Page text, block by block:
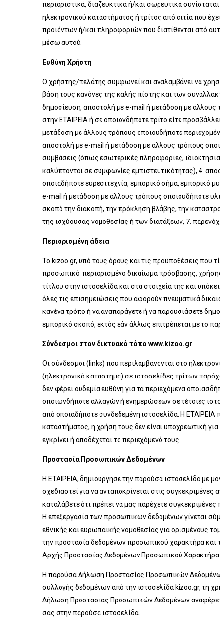
περιοριστικά, διαζευκτικά ή/και σωρευτικά
ηλεκτρονικού καταστήματος ή τρίτος από αιτία που
προϊόντων ή/και πληροφοριών που διατίθενται από
μέσω αυτού.
Ευθύνη Χρήστη
Ο χρήστης/πελάτης συμφωνεί και αναλαμβάνει να
βάση τους κανόνες της καλής πίστης και των
δημοσίευση, αποστολή με e-mail ή μετάδοση με άλλους
στην ΕΤΑΙΡΕΙΑ ή σε οποιονδήποτε τρίτο είτε
μετάδοση με άλλους τρόπους οποιουδήποτε
αποστολή με e-mail ή μετάδοση με άλλους τρόπους
συμβάσεις (όπως εσωτερικές πληροφορίες,
καλύπτονται σε συμφωνίες εμπιστευτικότητας), 4.
οποιαδήποτε ευρεσιτεχνία, εμπορικό σήμα, εμπορικό
e-mail ή μετάδοση με άλλους τρόπους οποιουδήποτε
σκοπό την διακοπή, την πρόκληση βλάβης, την
της ισχύουσας νομοθεσίας ή των διατάξεων, 7.
Περιορισμένη άδεια
Το kizoo.gr, υπό τους όρους και τις προϋποθέσεις που
προσωπικό, περιορισμένο δικαίωμα πρόσβασης,
τίτλου στην ιστοσελίδα και στα στοιχεία της και
όλες τις επισημειώσεις που αφορούν πνευματικά
κανένα τρόπο ή να αναπαράγετε ή να παρουσιάσετε
εμπορικό σκοπό, εκτός εάν άλλως επιτρέπεται με το
Σύνδεσμοι στον δικτυακό τόπο www.kizoo.gr
Οι σύνδεσμοι (links) που περιλαμβάνονται στο
(ηλεκτρονικό κατάστημα) σε ιστοσελίδες τρίτων
δεν φέρει ουδεμία ευθύνη για τα περιεχόμενα
οποιωνδήποτε αλλαγών ή ενημερώσεων σε τέτοιες
από οποιαδήποτε συνδεδεμένη ιστοσελίδα. Η
καταστήματος, η χρήση τους δεν είναι υποχρεωτική
εγκρίνει ή αποδέχεται το περιεχόμενό τους.
Προστασία Προσωπικών Δεδομένων
H ΕΤΑΙΡΕΙΑ, δημιούργησε την παρούσα ιστοσελίδα με
σχεδιαστεί για να ανταποκρίνεται στις
καταλάβετε ότι πρέπει να μας παρέχετε
Η επεξεργασία των προσωπικών δεδομένων γίνεται
εθνικής και ευρωπαϊκής νομοθεσίας για ορισμένους
την προστασία δεδομένων προσωπικού χαρακτήρα και
Αρχής Προστασίας Δεδομένων Προσωπικού Χαρακτήρα
Η παρούσα Δήλωση Προστασίας Προσωπικών
συλλογής δεδομένων από την ιστοσελίδα kizoo.gr, τη
Δήλωση Προστασίας Προσωπικών Δεδομένων
σας στην παρούσα ιστοσελίδα.